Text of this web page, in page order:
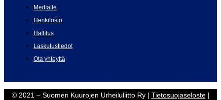
Medialle
Henkilöstö
Hallitus
Laskutustiedot
Ota yhteyttä
© 2021 – Suomen Kuurojen Urheiluliitto Ry | Tietosuojaseloste|